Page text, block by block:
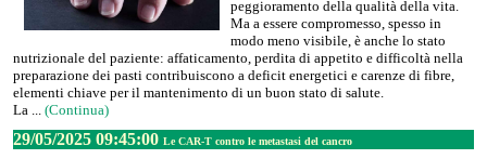
peggioramento della qualità della vita.
Ma a essere compromesso, spesso in
modo meno visibile, è anche lo stato
nutrizionale del paziente: affaticamento, perdita di appetito e difficoltà nella
preparazione dei pasti contribuiscono a deficit energetici e carenze di fibre,
elementi chiave per il mantenimento di un buon stato di salute.
La ... (Continua)
29/05/2025 09:45:00 Le CAR-T contro le metastasi del cancro